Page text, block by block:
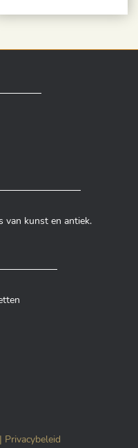
van kunst en antiek.
Privacybeleid